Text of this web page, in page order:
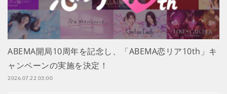
ABEMA開局10周年を記念し、「ABEMA恋リア10th」キ
ャンペーンの実施を決定！
2026.07.22 03:00